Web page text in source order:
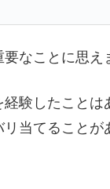
なことに思え
験したことは
当てることが